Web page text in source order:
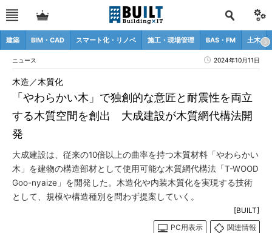
建築 BIM・CAD スマート化・リノベ 施工・現場管理 BAS・FM 土木
ニュース 2024年10月11日
「やわらかい木」で独創的な意匠と耐震性を両立
する木質空間を創出 大成建設が木質網代構法開
発
木造／木質化
大成建設は、従来の10倍以上の曲率を持つ木質材料「やわらかい
木」を建物の構造部材として使用可能な木質網代構法「T-WOOD
Goo-nyaize」を開発した。木造化や内装木質化を実現する技術
として、規模や構造種別を問わず提案していく。
[BUILT]
PC用表示
関連情報